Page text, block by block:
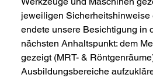
jeweiligen Sicherheitshinweise
endete unsere Besichtigung in
nächsten Anhaltspunkt: dem
gezeigt (MRT- &
Ausbildungsbereiche